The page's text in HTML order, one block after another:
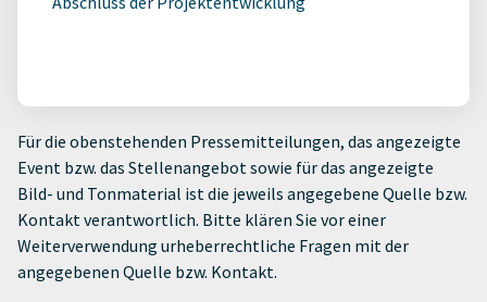
Für die obenstehenden Pressemitteilungen, das angezeigte
Event bzw. das Stellenangebot sowie für das angezeigte
Bild- und Tonmaterial ist die jeweils angegebene Quelle bzw.
Kontakt verantwortlich. Bitte klären Sie vor einer
Weiterverwendung urheberrechtliche Fragen mit der
angegebenen Quelle bzw. Kontakt.